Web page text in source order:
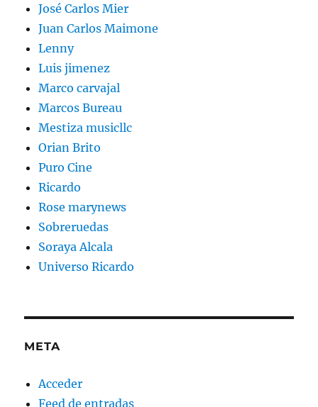
José Carlos Mier
Juan Carlos Maimone
Lenny
Luis jimenez
Marco carvajal
Marcos Bureau
Mestiza musicllc
Orian Brito
Puro Cine
Ricardo
Rose marynews
Sobreruedas
Soraya Alcala
Universo Ricardo
META
Acceder
Feed de entradas